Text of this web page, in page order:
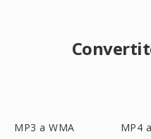
MP3 a WMA MP4